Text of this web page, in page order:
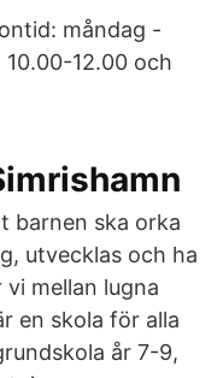
måndag -
12.00 och
barnen ska orka
utvecklas och ha
mellan lugna
en skola för alla
år 7-9,